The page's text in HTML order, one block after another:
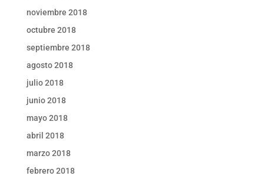
noviembre 2018
octubre 2018
septiembre 2018
agosto 2018
julio 2018
junio 2018
mayo 2018
abril 2018
marzo 2018
febrero 2018